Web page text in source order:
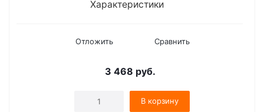
Характеристики
Отложить Сравнить
3 468 руб.
В корзину